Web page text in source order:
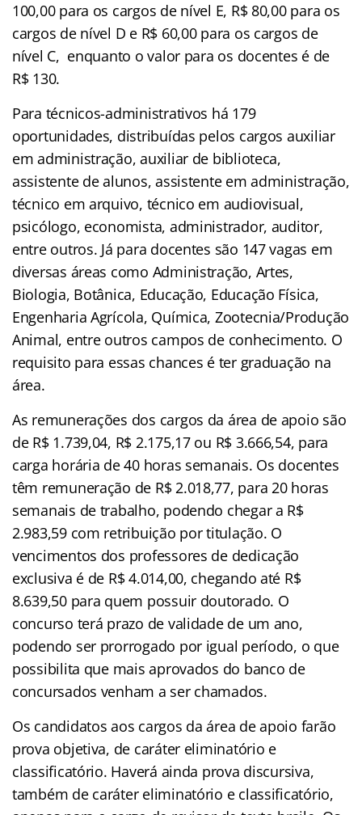
100,00 para os cargos de nível E, R$ 80,00 para os
cargos de nível D e R$ 60,00 para os cargos de
nível C, enquanto o valor para os docentes é de
R$ 130.
Para técnicos-administrativos há 179
oportunidades, distribuídas pelos cargos auxiliar
em administração, auxiliar de biblioteca,
assistente de alunos, assistente em administração,
técnico em arquivo, técnico em audiovisual,
psicólogo, economista, administrador, auditor,
entre outros. Já para docentes são 147 vagas em
diversas áreas como Administração, Artes,
Biologia, Botânica, Educação, Educação Física,
Engenharia Agrícola, Química, Zootecnia/Produção
Animal, entre outros campos de conhecimento. O
requisito para essas chances é ter graduação na
área.
As remunerações dos cargos da área de apoio são
de R$ 1.739,04, R$ 2.175,17 ou R$ 3.666,54, para
carga horária de 40 horas semanais. Os docentes
têm remuneração de R$ 2.018,77, para 20 horas
semanais de trabalho, podendo chegar a R$
2.983,59 com retribuição por titulação. O
vencimentos dos professores de dedicação
exclusiva é de R$ 4.014,00, chegando até R$
8.639,50 para quem possuir doutorado. O
concurso terá prazo de validade de um ano,
podendo ser prorrogado por igual período, o que
possibilita que mais aprovados do banco de
concursados venham a ser chamados.
Os candidatos aos cargos da área de apoio farão
prova objetiva, de caráter eliminatório e
classificatório. Haverá ainda prova discursiva,
também de caráter eliminatório e classificatório,